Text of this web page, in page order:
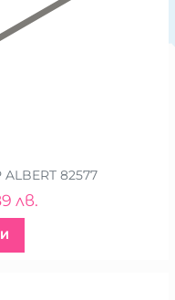
82577
лв.